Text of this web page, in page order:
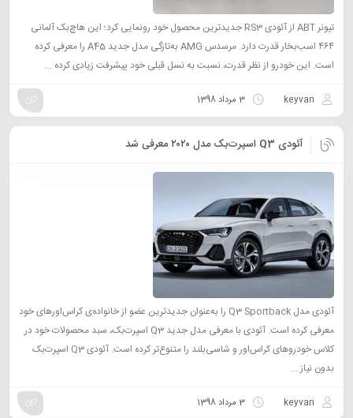
تیونر ABT از آئودی RS3 جدیدترین محصول خود رونمایی کرد؛ این هاچ‌بک آلمانی
۴۶۴ اسب‌بخار قدرت دارد. مرسدس AMG به‌تازگی مدل جدید A45 را معرفی کرده
است. این خودرو از نظر قدرت، نسبت به نسل قبلی خود پیشرفت زیادی کرده ...
keyvan 3 مرداد 1398
آئودی Q3 ‌اسپرت‌بک مدل ۲۰۲۰ معرفی شد
آئودی مدل Q3 Sportback را به‌عنوان جدیدترین عضو از خانواده‌ی کراس‌اورهای خود
معرفی کرده است. آئودی با معرفی مدل جدید Q3 اسپرت‌بک، سبد محصولات خود در
کلاس خودروهای کراس‌اور و شاسی‌بلند را متنوع‌تر کرده است. آئودی Q3 اسپرت‌بک
بدون نیاز ...
keyvan 3 مرداد 1398